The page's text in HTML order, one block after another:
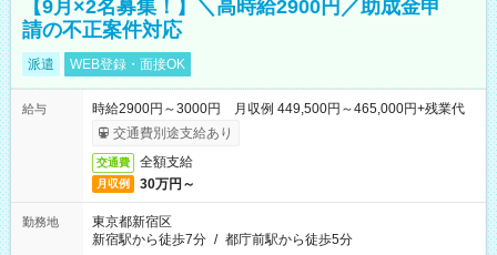
【9月×2名募集！】＼高時給2900円／助成金申
請の不正案件対応
派遣 WEB登録・面接OK
給与
時給2900円～3000円 月収例 449,500円～465,000円+残業代
交通費別途支給あり
交通費 全額支給
月収例 30万円～
勤務地
東京都新宿区
新宿駅から徒歩7分 / 都庁前駅から徒歩5分